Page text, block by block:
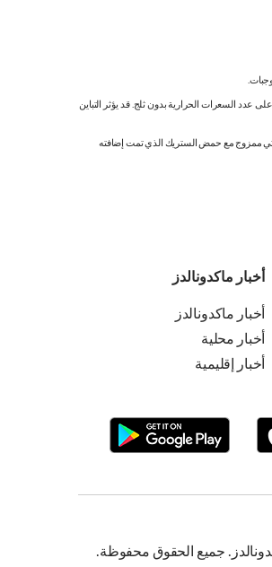
عدد السعرات الحرارية بدون ثلج. قد يؤثر التباين
ممزوج مع حمض الستريك الذي تمت إضافته
أخبار ماكدونالدز
أخبار ماكدونالدز
أخبار محلية
أخبار إقليمية